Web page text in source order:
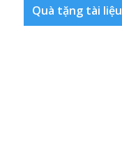
Quà tặng tài liệu